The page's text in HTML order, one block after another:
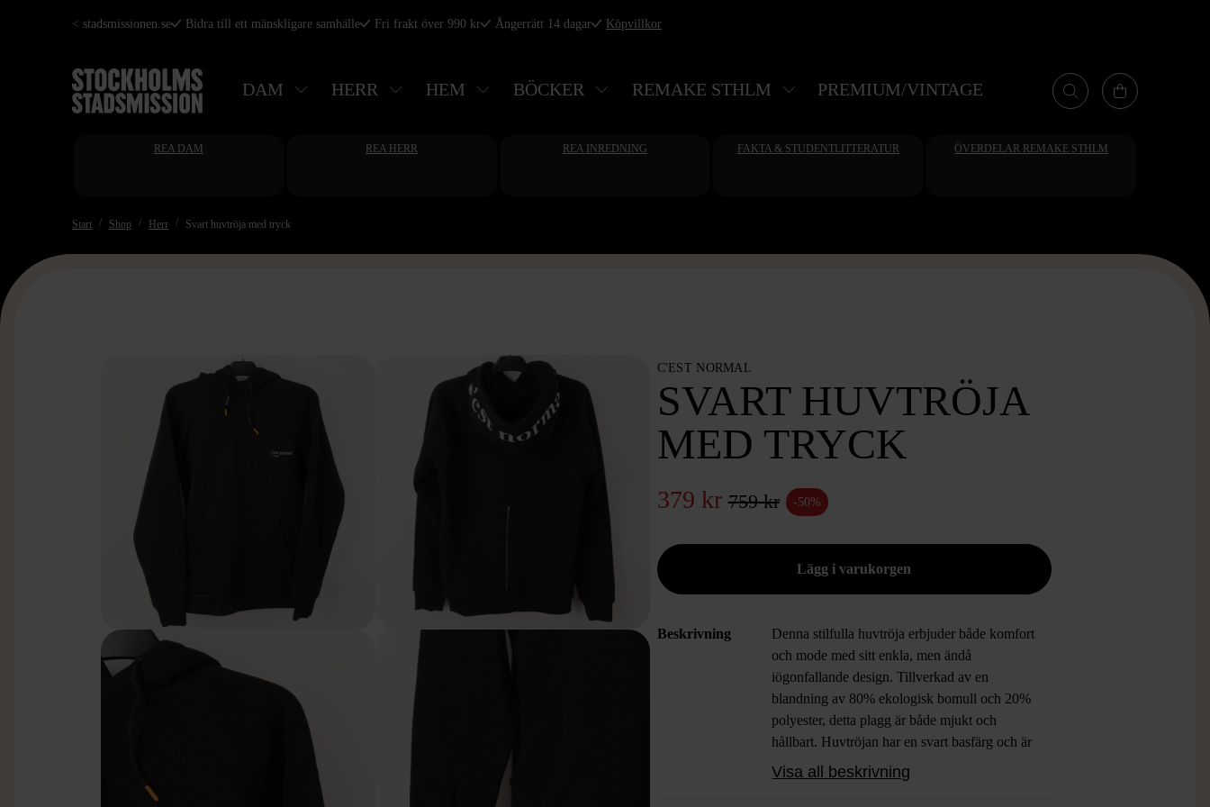
Hoppa
huvudinnehåll
< stadsmissionen.se Bidra till ett mänskligare samhälle Fri frakt över 990 kr Ångerrätt 14 dagar Köpvillkor
DAM HERR HEM BÖCKER REMAKE STHLM PREMIUM/VINTAGE
REA DAM REA HERR REA INREDNING FAKTA & STUDENTLITTERATUR ÖVERDELAR REMAKE STHLM
Start Shop Herr Svart huvtröja med tryck
C'EST NORMAL
SVART HUVTRÖJA
MED TRYCK
379 kr 759 kr -50%
Beskrivning
Denna stilfulla huvtröja erbjuder både komfort
och mode med sitt enkla, men ändå
iögonfallande design. Tillverkad av en
blandning av 80% ekologisk bomull och 20%
polyester, detta plagg är både mjukt och
hållbart. Huvtröjan har en svart basfärg och är
prydd med kontrasterande text på både
framsidan och luvan, vilket ger en modern och
Visa all beskrivning